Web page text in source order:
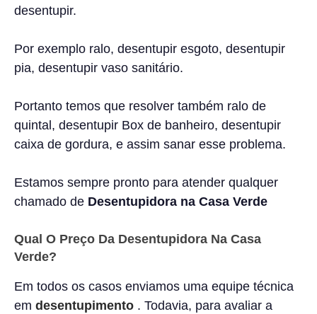
desentupir.
Por exemplo ralo, desentupir esgoto, desentupir
pia, desentupir vaso sanitário.
Portanto temos que resolver também ralo de
quintal, desentupir Box de banheiro, desentupir
caixa de gordura, e assim sanar esse problema.
Estamos sempre pronto para atender qualquer
chamado de Desentupidora na Casa Verde
Qual O Preço Da Desentupidora Na Casa
Verde?
Em todos os casos enviamos uma equipe técnica
em desentupimento . Todavia, para avaliar a